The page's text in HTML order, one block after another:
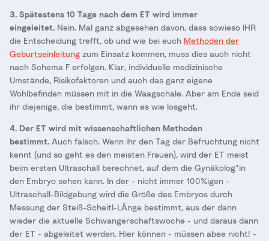
3. Spätestens 10 Tage nach dem ET wird immer
eingeleitet. Nein. Mal ganz abgesehen davon, dass sowieso IHR
die Entscheidung trefft, ob und wie bei euch Methoden der
Geburtseinleitung zum Einsatz kommen, muss dies auch nicht
nach Schema F erfolgen. Klar, individuelle medizinische
Umstände, Risikofaktoren und auch das ganz eigene
Wohlbefinden müssen mit in die Waagschale. Aber am Ende seid
ihr diejenige, die bestimmt, wann es wie losgeht.
4. Der ET wird mit wissenschaftlichen Methoden
bestimmt. Auch falsch. Wenn ihr den Tag der Befruchtung nicht
kennt (und so geht es den meisten Frauen), wird der ET meist
beim ersten Ultraschall berechnet, auf dem die Gynäkolog*in
den Embryo sehen kann. In der - nicht immer 100%igen -
Ultraschall-Bildgebung wird die Größe des Embryos durch
Messung der Steiß-Scheitl-LÄnge bestimmt, aus der dann
wieder die aktuelle Schwangerschaftswoche - und daraus dann
der ET - abgeleitet werden. Hier können - müssen abee nicht! -